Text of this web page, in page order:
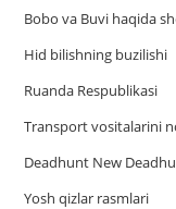
Bobo va Buvi haqida
Hid bilishning buzilishi
Ruanda Respublikasi
Trаnsport vositаlаrini
Deadhunt New
Yosh qizlar rasmlari